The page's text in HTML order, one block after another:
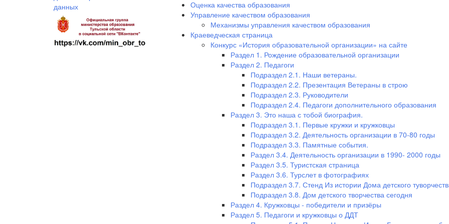
данных
Оценка качества образования
Управление качеством образования
Механизмы управления качеством образования
Краеведческая страница
Конкурс «История образовательной организации» на сайте
Раздел 1. Рождение образовательной организации
Раздел 2. Педагоги
Подраздел 2.1. Наши ветераны.
Подраздел 2.2. Презентация Ветераны в строю
Подраздел 2.3. Руководители
Подраздел 2.4. Педагоги дополнительного образования
Раздел 3. Это наша с тобой биография.
Подраздел 3.1. Первые кружки и кружковцы
Подраздел 3.2. Деятельность организации в 70-80 годы
Подраздел 3.3. Памятные события.
Раздел 3.4. Деятельность организации в 1990- 2000 годы
Раздел 3.5. Туристская страница
Раздел 3.6. Турслет в фотографиях
Подраздел 3.7. Стенд Из истории Дома детского
Подраздел 3.8. Дом детского творчества сегодня
Раздел 4. Кружковцы - победители и призёры
Раздел 5. Педагоги и кружковцы о ДДТ